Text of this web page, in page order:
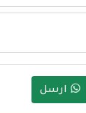
ارسل